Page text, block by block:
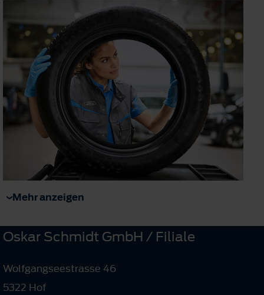
Mehr anzeigen
Oskar Schmidt GmbH / Filiale
Wolfgangseestrasse 46
5322 Hof